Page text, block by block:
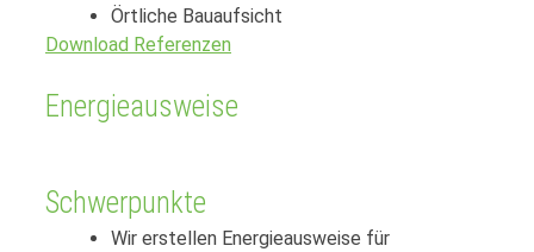
Örtliche Bauaufsicht
Download Referenzen
Energieausweise
Schwerpunkte
Wir erstellen Energieausweise für